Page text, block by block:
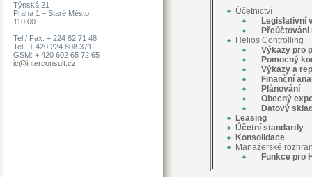
Týnská 21
Praha 1 – Staré Město
110 00
Tel./ Fax: + 224 82 71 48
Tel.: + 420 224 808 371
GSM: + 420 602 65 72 65
ic@interconsult.cz
Účetnictví
Legislativní
Přeúčtování
Helios Controlling
Výkazy pro
Pomocný
Výkazy a
Finanční
Plánování
Obecný
Datový
Leasing
Účetní standardy
Konsolidace
Manažerské
Funkce pro